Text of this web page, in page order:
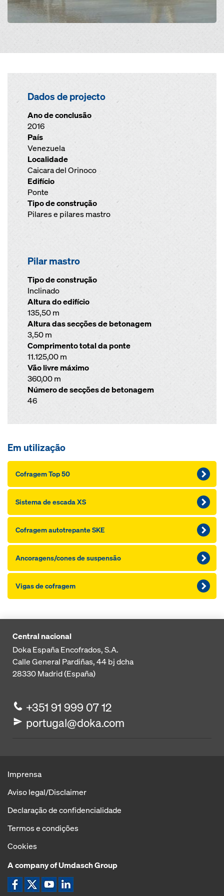
Dados de projecto
Ano de conclusão
2016
País
Venezuela
Localidade
Caicara del Orinoco
Edifício
Ponte
Tipo de construção
Pilares e pilares mastro
Pilar mastro
Tipo de construção
Inclinado
Altura do edifício
135,50 m
Altura das secções de betonagem
3,50 m
Comprimento total da ponte
11.125,00 m
Vão livre máximo
360,00 m
Número de secções de betonagem
46
Em utilização
Cofragem Top 50
Sistema de escada XS
Cofragem autotrepante SKE
Ancoragens/cones de suspensão
Vigas de cofragem
Central nacional
Doka España Encofrados, S.A.
Calle General Pardiñas, 44 bj dcha
28330Madrid (España)
+351 91 999 07 12
portugal@doka.com
Imprensa
Aviso legal/Disclaimer
Declaração de confidencialidade
Termos e condições
Cookies
A company of Umdasch Group
Ícone Facebook
Ícone XÍcone YouTube
Ícone LinkedIn